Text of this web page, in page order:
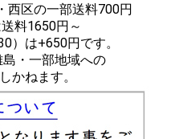
西区の一部送料700円
料1650円～
）は+650円です。
・一部地域への
かねます。